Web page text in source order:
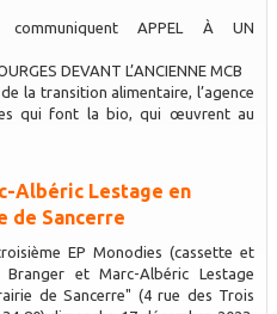
communiquent APPEL À UN
DEVANT L’ANCIENNE MCB
de la transition alimentaire, l’agence
qui font la bio, qui œuvrent au
Albéric Lestage en
de Sancerre
EP Monodies (cassette et
et Marc-Albéric Lestage
de Sancerre" (4 rue des Trois